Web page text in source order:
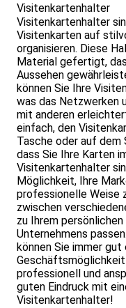
Visitenkartenhalter
Visitenkartenhalter
Visitenkarten auf
organisieren. Diese
Material gefertigt,
Aussehen
können Sie Ihre
was das Netzwerken
mit anderen
einfach, den
Tasche oder auf dem
dass Sie Ihre Karten
Visitenkartenhalter
Möglichkeit, Ihre
professionelle Weise
zwischen
zu Ihrem
Unternehmens
können Sie immer
professionell und
guten Eindruck mit
Visitenkartenhalter!